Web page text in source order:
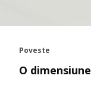
Poveste
O